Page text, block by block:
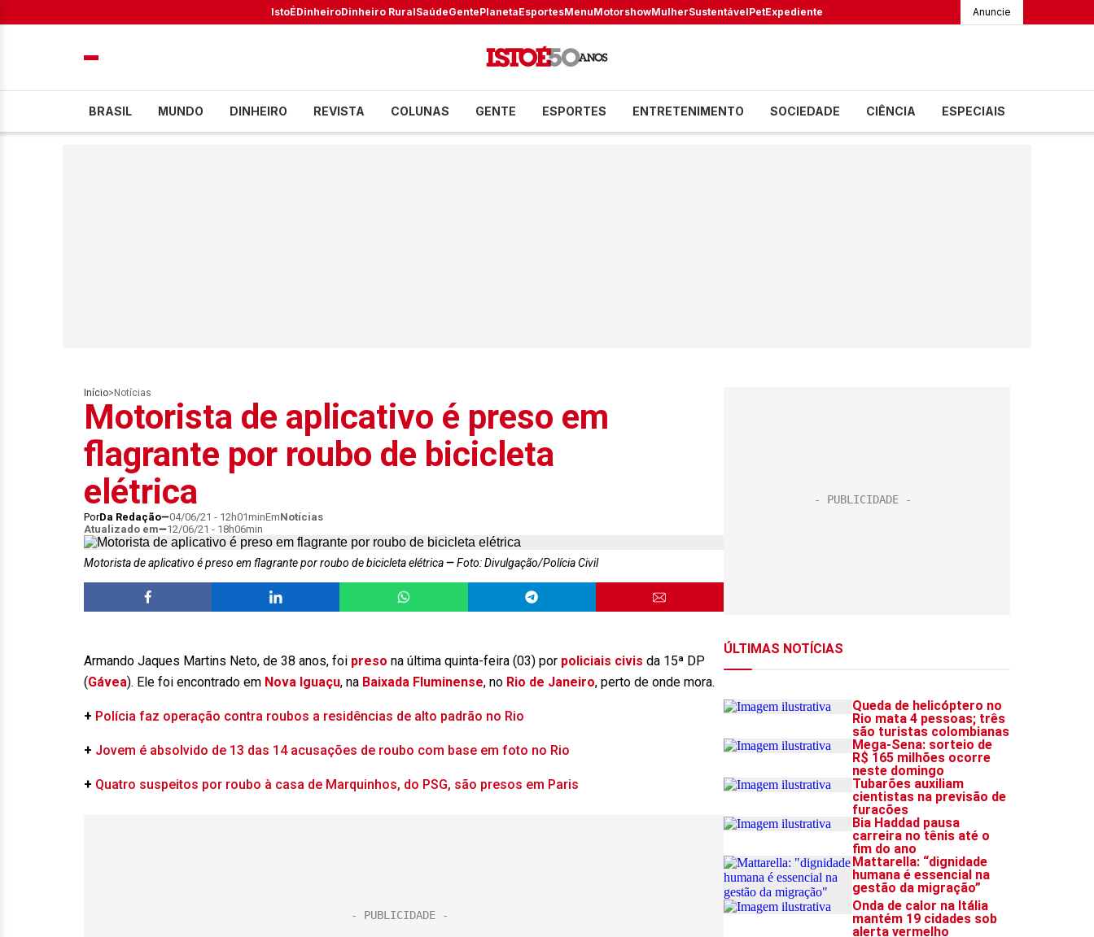
IstoÉDinheiroDinheiro RuralSaúdeGentePlanetaEsportesMenuMotorshowMulherSustentávelPetExpediente Anuncie
BRASIL MUNDO DINHEIRO REVISTA COLUNAS GENTE ESPORTES ENTRETENIMENTO SOCIEDADE CIÊNCIA ESPECIAIS
Início> Notícias
Motorista de aplicativo é preso em
flagrante por roubo de bicicleta
elétrica
PorDa Redação 04/06/21 - 12h01minEmNotícias
Atualizado em
12/06/21 - 18h06min
Motorista de aplicativo é preso em flagrante por roubo de bicicleta elétrica Foto: Divulgação/Polícia Civil
Armando Jaques Martins Neto, de 38 anos, foi preso na última quinta-feira (03) por policiais civis da 15ª DP
(Gávea). Ele foi encontrado em Nova Iguaçu, na Baixada Fluminense, no Rio de Janeiro, perto de onde mora.
+ Polícia faz operação contra roubos a residências de alto padrão no Rio
+ Jovem é absolvido de 13 das 14 acusações de roubo com base em foto no Rio
+ Quatro suspeitos por roubo à casa de Marquinhos, do PSG, são presos em Paris